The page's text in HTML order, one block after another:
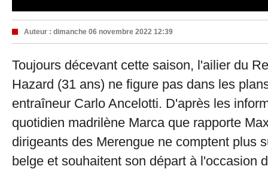
Auteur : dimanche 06 novembre 2022 12:39
Toujours décevant cette saison, l'ailier du
Hazard (31 ans) ne figure pas dans les
entraîneur Carlo Ancelotti. D'après les
quotidien madrilène Marca que rapporte
dirigeants des Merengue ne comptent plus
belge et souhaitent son départ à l'occasion